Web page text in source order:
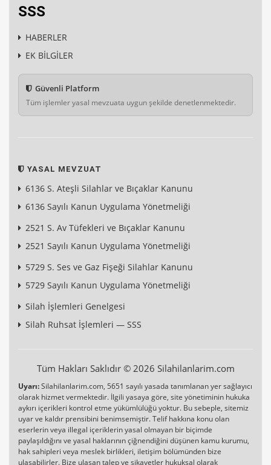
SSS
HABERLER
EK BİLGİLER
Güvenli Platform
Tüm işlemler yasal mevzuata uygun şekilde denetlenmektedir.
YASAL MEVZUAT
6136 S. Ateşli Silahlar ve Bıçaklar Kanunu
6136 Sayılı Kanun Uygulama Yönetmeliği
2521 S. Av Tüfekleri ve Bıçaklar Kanunu
2521 Sayılı Kanun Uygulama Yönetmeliği
5729 S. Ses ve Gaz Fişeği Silahlar Kanunu
5729 Sayılı Kanun Uygulama Yönetmeliği
Silah İşlemleri Genelgesi
Silah Ruhsat İşlemleri — SSS
Tüm Hakları Saklıdır © 2026 Silahilanlarim.com
Uyarı:Silahilanlarim.com, 5651 sayılı yasada tanımlanan yer sağlayıcı
olarak hizmet vermektedir. İlgili yasaya göre, site yönetiminin hukuka
aykırı içerikleri kontrol etme yükümlülüğü yoktur. Bu sebeple, sitemiz
uyar ve kaldır prensibini benimsemiştir. Telif hakkına konu olan
eserlerin veya illegal içeriklerin yasal olmayan bir biçimde
paylaşıldığını ve yasal haklarının çiğnendiğini düşünen kamu kurumu,
hak sahipleri veya meslek birlikleri, iletişim bölümünden bize
ulaşabilirler. Bize ulaşan talep ve şikayetler hukuksal olarak